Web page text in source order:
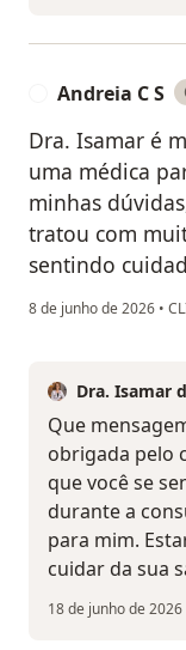
Andreia C S
Dra. Isamar é
uma médica
minhas
tratou com
sentindo
8 de junho de 2026 •
Dra. Isamar
Que
obrigada pelo
que você se
durante a
para mim.
cuidar da sua
18 de junho de 2026